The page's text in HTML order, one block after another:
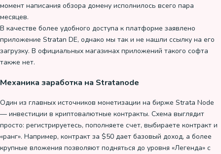
момент написания обзора домену исполнилось всего пара
месяцев.
В качестве более удобного доступа к платформе заявлено
приложение Stratan DE, однако мы так и не нашли ссылку на его
загрузку. В официальных магазинах приложений такого софта
также нет.
Механика заработка на Stratanode
Один из главных источников монетизации на бирже Strata Node
— инвестиции в криптовалютные контракты. Схема выглядит
просто: регистрируетесь, пополняете счет, выбираете контракт и
«ранг». Например, контракт за $50 дает базовый доход, а более
крупные вложения позволяют подняться до уровня «Легенда» с